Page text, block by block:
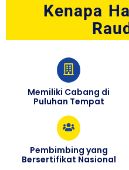
Kenapa
Memiliki Cabang di
Puluhan Tempat
Pembimbing yang
Bersertifikat Nasional